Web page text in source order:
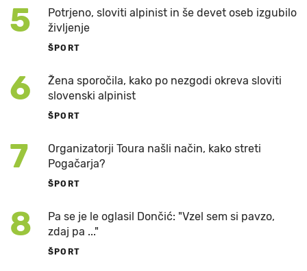
5
Potrjeno, sloviti alpinist in še devet oseb izgubilo
življenje
ŠPORT
6
Žena sporočila, kako po nezgodi okreva sloviti
slovenski alpinist
ŠPORT
7
Organizatorji Toura našli način, kako streti
Pogačarja?
ŠPORT
8
Pa se je le oglasil Dončić: "Vzel sem si pavzo,
zdaj pa ..."
ŠPORT